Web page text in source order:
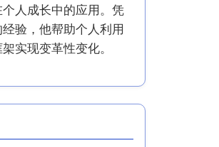
人成长中的应用。凭
验，他帮助个人利用
实现变革性变化。